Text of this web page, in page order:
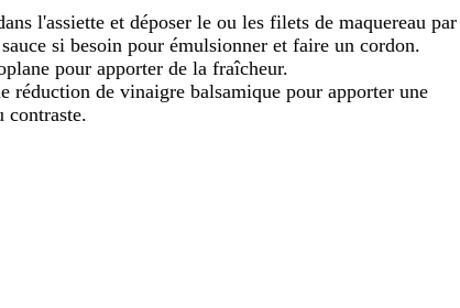
l'assiette et déposer le ou les filets de maquereau par
si besoin pour émulsionner et faire un cordon.
pour apporter de la fraîcheur.
réduction de vinaigre balsamique pour apporter une
contraste.